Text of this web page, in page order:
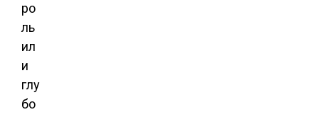
ро
ль
ил
и
глу
бо